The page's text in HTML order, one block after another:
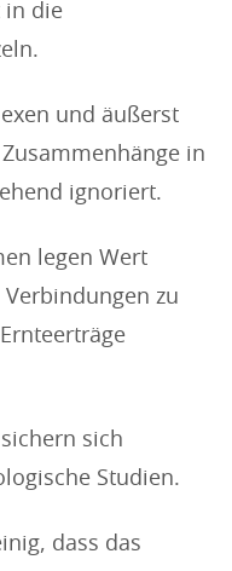
in die
und äußerst
in
ignoriert.
legen Wert
zu
sich
Studien.
dass das